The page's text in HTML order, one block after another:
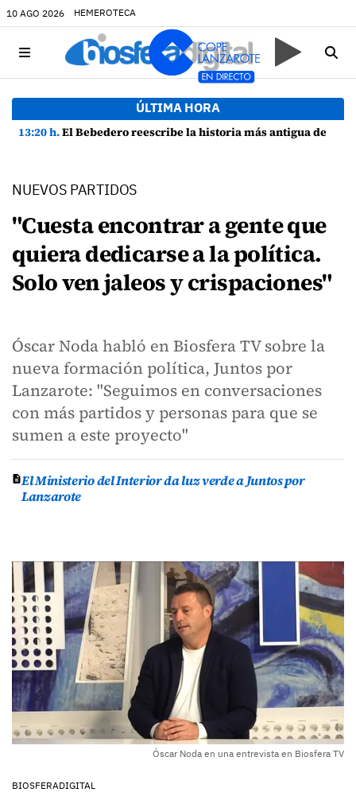
10 AGO 2026 HEMEROTECA
ÚLTIMA HORA
13:20 h.El Bebedero reescribe la historia más antigua de Lanzarote con nuevos hallazgos arqueológicos
NUEVOS PARTIDOS
"Cuesta encontrar a gente que
quiera dedicarse a la política.
Solo ven jaleos y crispaciones"
Óscar Noda habló en Biosfera TV sobre la
nueva formación política, Juntos por
Lanzarote: "Seguimos en conversaciones
con más partidos y personas para que se
sumen a este proyecto"
El Ministerio del Interior da luz verde a Juntos por
Lanzarote
Óscar Noda en una entrevista en Biosfera TV
BIOSFERADIGITAL